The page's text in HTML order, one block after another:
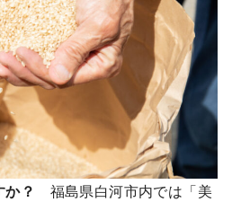
か？
福島県白河市内では「美